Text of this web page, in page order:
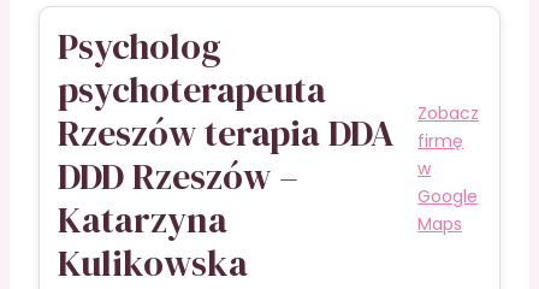
Psycholog
psychoterapeuta
Rzeszów terapia DDA
DDD Rzeszów –
Katarzyna
Kulikowska
Zobacz
firmę
w
Google
Maps